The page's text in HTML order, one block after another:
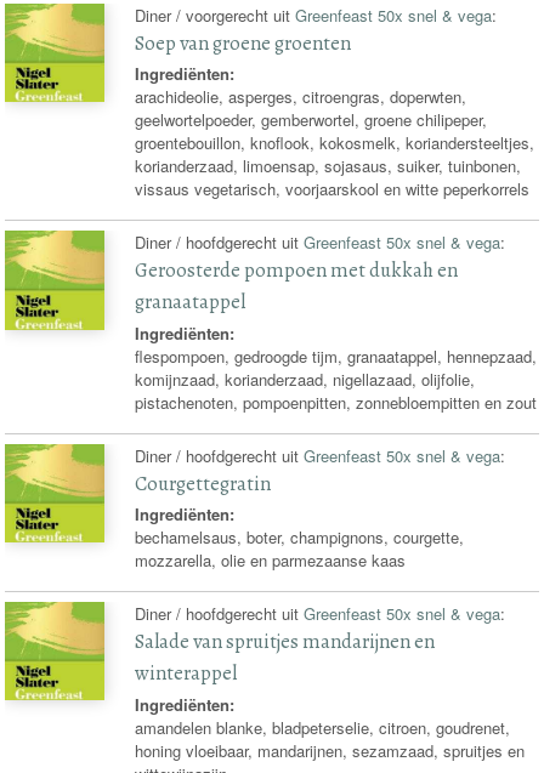
Diner / voorgerecht uitGreenfeast 50x snel & vega:
Soep van groene groenten
Ingrediënten:
arachideolie, asperges, citroengras, doperwten,
geelwortelpoeder, gemberwortel, groene chilipeper,
groentebouillon, knoflook, kokosmelk, koriandersteeltjes,
korianderzaad, limoensap, sojasaus, suiker, tuinbonen,
vissaus vegetarisch, voorjaarskool en witte peperkorrels
Diner / hoofdgerecht uitGreenfeast 50x snel & vega:
Geroosterde pompoen met dukkah en
granaatappel
Ingrediënten:
flespompoen, gedroogde tijm, granaatappel, hennepzaad,
komijnzaad, korianderzaad, nigellazaad, olijfolie,
pistachenoten, pompoenpitten, zonnebloempitten en zout
Diner / hoofdgerecht uitGreenfeast 50x snel & vega:
Courgettegratin
Ingrediënten:
bechamelsaus, boter, champignons, courgette,
mozzarella, olie en parmezaanse kaas
Diner / hoofdgerecht uitGreenfeast 50x snel & vega:
Salade van spruitjes mandarijnen en
winterappel
Ingrediënten:
amandelen blanke, bladpeterselie, citroen, goudrenet,
honing vloeibaar, mandarijnen, sezamzaad, spruitjes en